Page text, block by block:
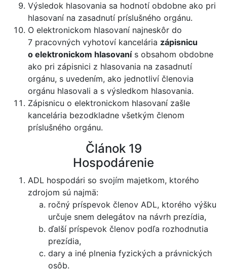
Výsledok hlasovania sa hodnotí obdobne ako pri
hlasovaní na zasadnutí príslušného orgánu.
O elektronickom hlasovaní najneskôr do
7 pracovných vyhotoví kancelária zápisnicu
o elektronickom hlasovanís obsahom obdobne
ako pri zápisnici z hlasovania na zasadnutí
orgánu, s uvedením, ako jednotliví členovia
orgánu hlasovali a s výsledkom hlasovania.
Zápisnicu o elektronickom hlasovaní zašle
kancelária bezodkladne všetkým členom
príslušného orgánu.
Článok 19
Hospodárenie
ADL hospodári so svojím majetkom, ktorého
zdrojom sú najmä:
ročný príspevok členov ADL, ktorého výšku
určuje snem delegátov na návrh prezídia,
ďalší príspevok členov podľa rozhodnutia
prezídia,
dary a iné plnenia fyzických a právnických
osôb.